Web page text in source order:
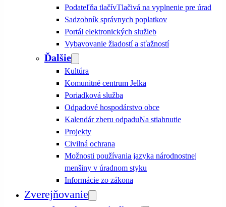
Podateľňa tlačívTlačivá na vyplnenie pre úrad
Sadzobník správnych poplatkov
Portál elektronických služieb
Vybavovanie žiadostí a sťažností
Ďalšie
Kultúra
Komunitné centrum Jelka
Poriadková služba
Odpadové hospodárstvo obce
Kalendár zberu odpaduNa stiahnutie
Projekty
Civilná ochrana
Možnosti používania jazyka národnostnej
menšiny v úradnom styku
Informácie zo zákona
Zverejňovanie